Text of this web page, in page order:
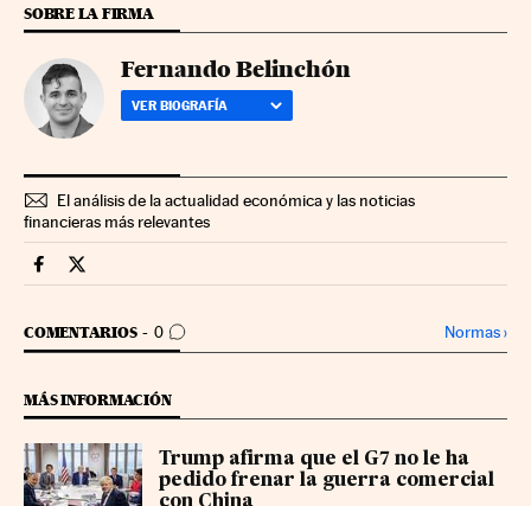
SOBRE LA FIRMA
Fernando Belinchón
VER BIOGRAFÍA
El análisis de la actualidad económica y las noticias
financieras más relevantes
Economia Cinco Días en Facebook
Economia Cinco Días en Twitter
COMENTARIOS 0
IR A LOS COMENTARIOS Normas›
MÁS INFORMACIÓN
Trump afirma que el G7 no le ha
pedido frenar la guerra comercial